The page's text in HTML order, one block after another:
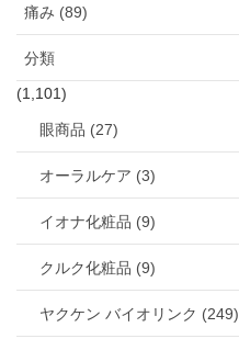
痛み (89)
分類
(1,101)
眼商品 (27)
オーラルケア (3)
イオナ化粧品 (9)
クルク化粧品 (9)
ヤクケン バイオリンク (249)